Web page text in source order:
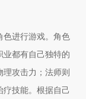
色进行游戏。角色
都有自己独特的
攻击力；法师则
技能。根据自己